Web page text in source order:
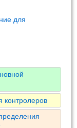
для
контролеров